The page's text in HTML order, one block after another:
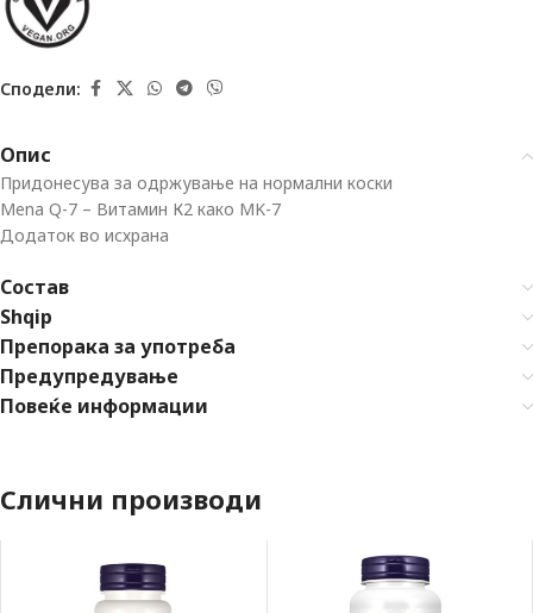
Сподели:
Опис
Придонесува за одржување на нормални коски
Mena Q-7 – Витамин К2 како MK-7
Додаток во исхрана
Состав
Shqip
Препорака за употреба
Предупредување
Повеќе информации
Слични производи